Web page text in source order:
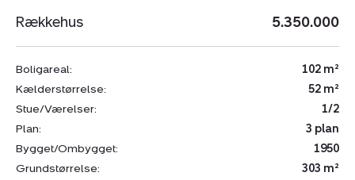
Rækkehus 5.350.000
Boligareal:
102 m²
Kælderstørrelse:
52 m²
Stue/Værelser:
1/2
Plan:
3 plan
Bygget/Ombygget:
1950
Grundstørrelse:
303 m²